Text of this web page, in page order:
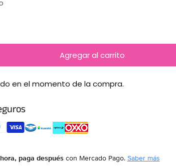
Agregar al carrito
en el momento de la compra.
paga despuéscon Mercado Pago. Saber más